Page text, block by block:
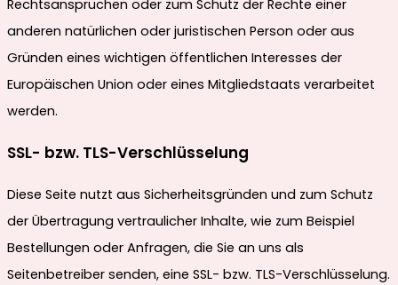
Rechtsansprüchen oder zum Schutz der Rechte einer
anderen natürlichen oder juristischen Person oder aus
Gründen eines wichtigen öffentlichen Interesses der
Europäischen Union oder eines Mitgliedstaats verarbeitet
werden.
SSL- bzw. TLS-Verschlüsselung
Diese Seite nutzt aus Sicherheitsgründen und zum Schutz
der Übertragung vertraulicher Inhalte, wie zum Beispiel
Bestellungen oder Anfragen, die Sie an uns als
Seitenbetreiber senden, eine SSL- bzw. TLS-Verschlüsselung.